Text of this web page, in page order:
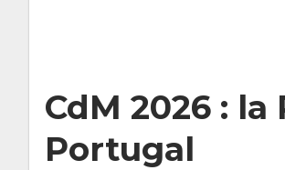
CdM 2026 :
Portugal